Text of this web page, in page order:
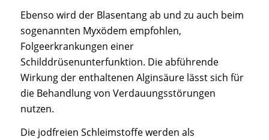
Ebenso wird der Blasentang ab und zu auch beim
sogenannten Myxödem empfohlen,
Folgeerkrankungen einer
Schilddrüsenunterfunktion. Die abführende
Wirkung der enthaltenen Alginsäure lässt sich für
die Behandlung von Verdauungsstörungen
nutzen.
Die jodfreien Schleimstoffe werden als